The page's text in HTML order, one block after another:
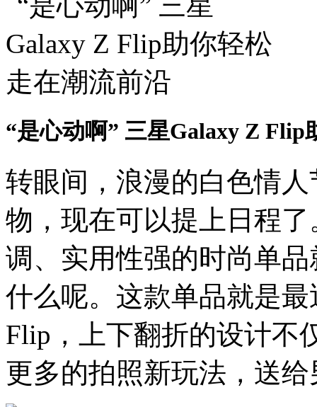
“是心动啊” 三星Galaxy Z Flip
转眼间， 浪漫的白色情人
物 ，现在可以提上日程了
调、实用性强的时尚单
什么呢。 这款单品就是最
Flip ，上下翻折的设计不
更多的拍照新玩法，送